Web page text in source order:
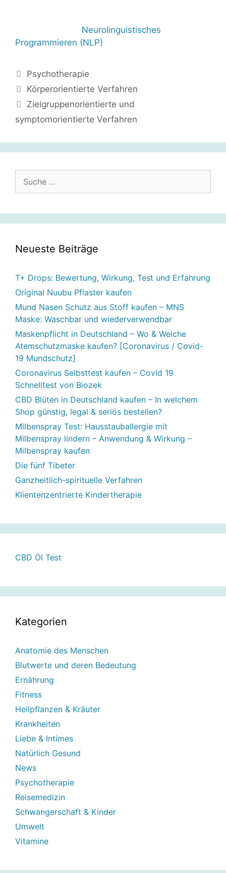
Neurolinguistisches
Programmieren (NLP)
Kategorien
Psychotherapie
Körperorientierte Verfahren
Zielgruppenorientierte und
symptomorientierte Verfahren
nach:
Neueste Beiträge
T+ Drops: Bewertung, Wirkung, Test und Erfahrung
Original Nuubu Pflaster kaufen
Mund Nasen Schutz aus Stoff kaufen – MNS
Maske: Waschbar und wiederverwendbar
Maskenpflicht in Deutschland – Wo & Welche
Atemschutzmaske kaufen? [Coronavirus / Covid-
19 Mundschutz]
Coronavirus Selbsttest kaufen – Covid 19
Schnelltest von Biozek
CBD Blüten in Deutschland kaufen – In welchem
Shop günstig, legal & seriös bestellen?
Milbenspray Test: Hausstauballergie mit
Milbenspray lindern – Anwendung & Wirkung –
Milbenspray kaufen
Die fünf Tibeter
Ganzheitlich-spirituelle Verfahren
Klientenzentrierte Kindertherapie
CBD Öl Test
Kategorien
Anatomie des Menschen
Blutwerte und deren Bedeutung
Ernährung
Fitness
Heilpflanzen & Kräuter
Krankheiten
Liebe & Intimes
Natürlich Gesund
News
Psychotherapie
Reisemedizin
Schwangerschaft & Kinder
Umwelt
Vitamine